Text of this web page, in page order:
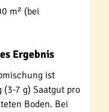
m² (bei
Ergebnis
ist
7 g) Saatgut pro
Boden. Bei